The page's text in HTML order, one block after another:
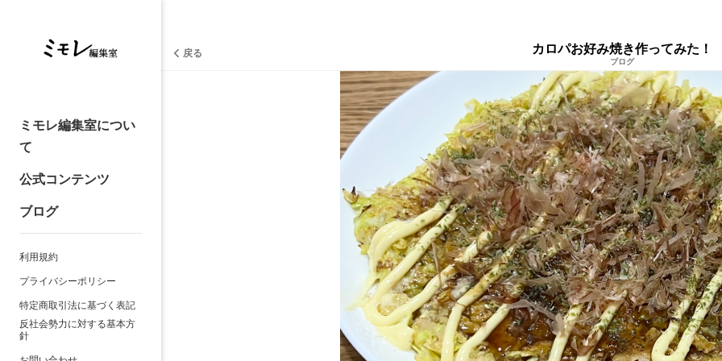
ミモレ編集室につい
て
公式コンテンツ
ブログ
利用規約
プライバシーポリシー
特定商取引法に基づく表記
反社会勢力に対する基本方
針
戻る カロパお好み焼き作ってみた！
ブログ